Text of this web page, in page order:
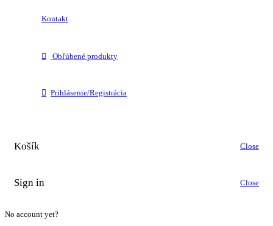
Kontakt
Obľúbené produkty
Prihlásenie/Registrácia
Košík Close
Sign in Close
No account yet?